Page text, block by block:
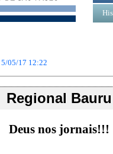
5/05/17 12:22
Regional Bauru
Deus nos jornais!!!